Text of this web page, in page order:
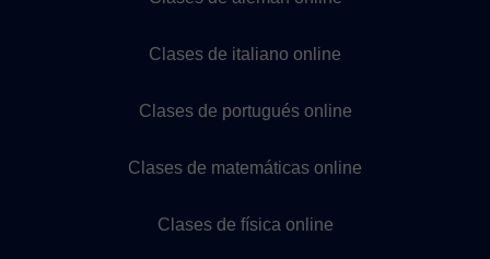
Clases de inglés online
Clases de castellano online
Clases de francés online
Clases de alemán online